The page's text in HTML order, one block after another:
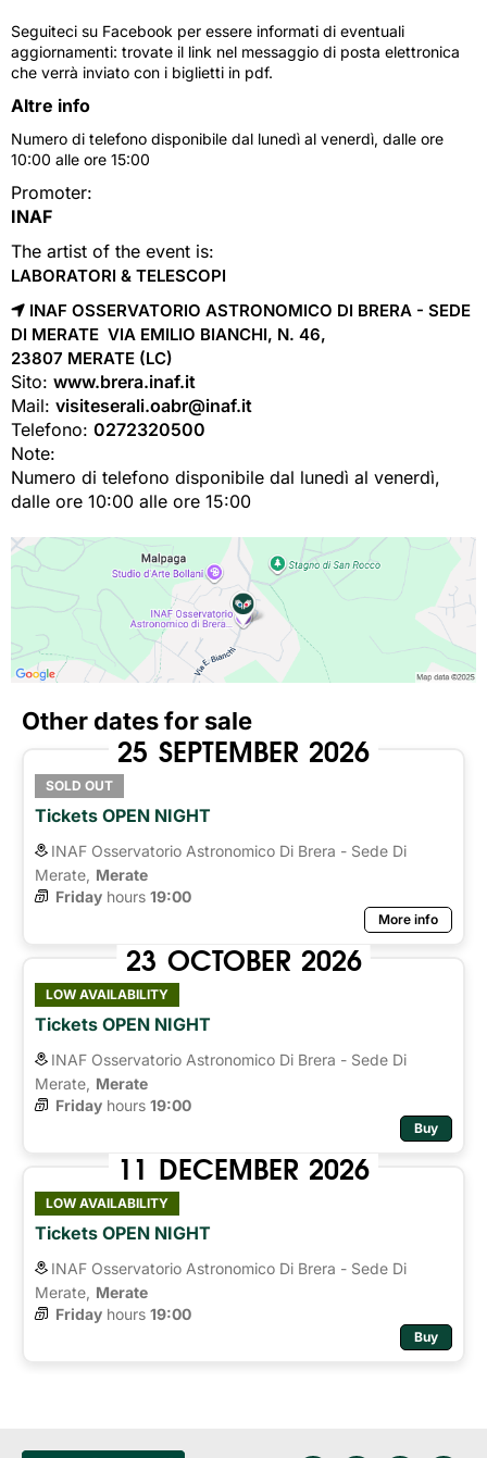
Seguiteci su Facebook per essere informati di eventuali
aggiornamenti: trovate il link nel messaggio di posta elettronica
che verrà inviato con i biglietti in pdf.
Altre info
Numero di telefono disponibile dal lunedì al venerdì, dalle ore
10:00 alle ore 15:00
Promoter:
INAF
The artist of the event is:
LABORATORI & TELESCOPI
INAF OSSERVATORIO ASTRONOMICO DI BRERA - SEDE
DI MERATE VIA EMILIO BIANCHI, N. 46,
23807 MERATE (LC)
Sito: www.brera.inaf.it
Mail: visiteserali.oabr@inaf.it
Telefono: 0272320500
Note:
Numero di telefono disponibile dal lunedì al venerdì,
dalle ore 10:00 alle ore 15:00
Other dates for sale
25 SEPTEMBER 2026
SOLD OUT
Tickets OPEN NIGHT
INAF Osservatorio Astronomico Di Brera - Sede Di
Merate, Merate
Friday hours 19:00
More info
23 OCTOBER 2026
LOW AVAILABILITY
Tickets OPEN NIGHT
INAF Osservatorio Astronomico Di Brera - Sede Di
Merate, Merate
Friday hours 19:00
Buy
11 DECEMBER 2026
LOW AVAILABILITY
Tickets OPEN NIGHT
INAF Osservatorio Astronomico Di Brera - Sede Di
Merate, Merate
Friday hours 19:00
Buy